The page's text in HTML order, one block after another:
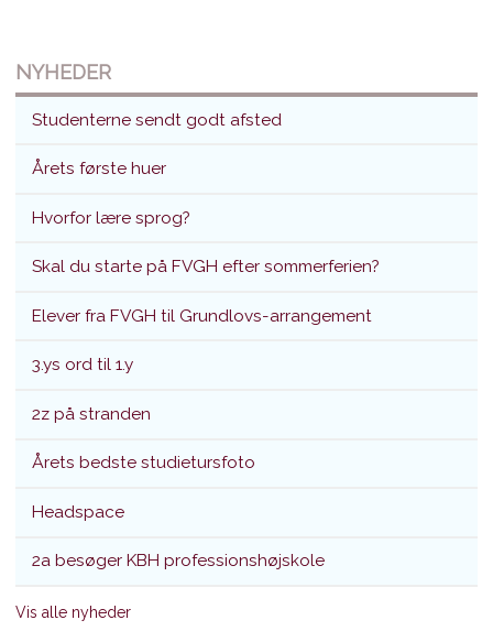
NYHEDER
Studenterne sendt godt afsted
Årets første huer
Hvorfor lære sprog?
Skal du starte på FVGH efter sommerferien?
Elever fra FVGH til Grundlovs-arrangement
3.ys ord til 1.y
2z på stranden
Årets bedste studietursfoto
Headspace
2a besøger KBH professionshøjskole
Vis alle nyheder